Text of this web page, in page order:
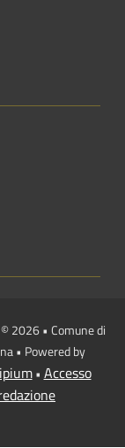
2026 • Comune di
• Powered by
• Accesso